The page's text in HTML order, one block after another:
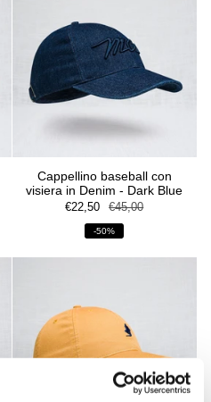
Cappellino baseball con
visiera in Denim - Dark Blue
€22,50 €45,00
-50%